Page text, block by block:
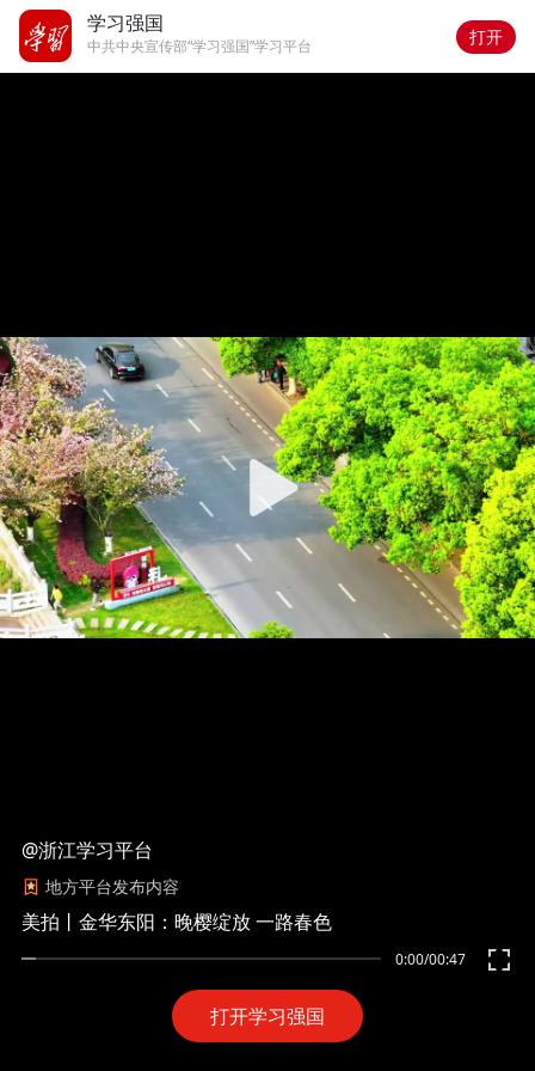
学习强国
中共中央宣传部“学习强国”学习平台 打开
打开学习强国
0:00/00:47
@浙江学习平台
地方平台发布内容
美拍丨金华东阳：晚樱绽放 一路春色